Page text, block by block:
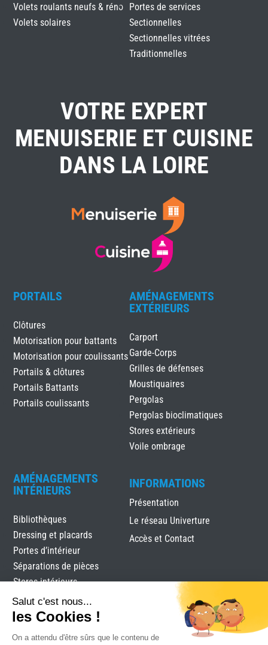
Volets roulants neufs & réno
Volets solaires
Portes de services
Sectionnelles
Sectionnelles vitrées
Traditionnelles
VOTRE EXPERT
MENUISERIE ET CUISINE
DANS LA LOIRE
PORTAILS
Clôtures
Motorisation pour battants
Motorisation pour coulissants
Portails & clôtures
Portails Battants
Portails coulissants
AMÉNAGEMENTS
EXTÉRIEURS
Carport
Garde-Corps
Grilles de défenses
Moustiquaires
Pergolas
Pergolas bioclimatiques
Stores extérieurs
Voile ombrage
AMÉNAGEMENTS
INTÉRIEURS
Bibliothèques
Dressing et placards
Portes d’intérieur
Séparations de pièces
Stores intérieurs
Verrières
INFORMATIONS
Présentation
Le réseau Univerture
Accès et Contact
Salut c'est nous...
les Cookies !
On a attendu d'être sûrs que le contenu de